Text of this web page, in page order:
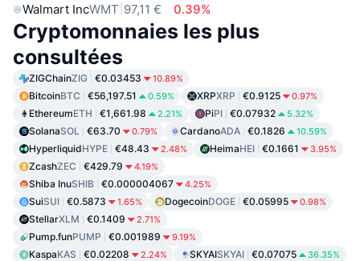
Walmart IncWMT 97,11 € 0.39%
Cryptomonnaies les plus
consultées
ZIGChainZIG €0.03453 10.89%
BitcoinBTC €56,197.51 0.59% XRPXRP €0.9125 0.97%
EthereumETH €1,661.98 2.21% PiPI €0.07932 5.32%
SolanaSOL €63.70 0.79% CardanoADA €0.1826 10.59%
HyperliquidHYPE €48.43 2.48% HeimaHEI €0.1661 3.95%
ZcashZEC €429.79 4.19%
Shiba InuSHIB €0.000004067 4.25%
SuiSUI €0.5873 1.65% DogecoinDOGE €0.05995 0.98%
StellarXLM €0.1409 2.71%
Pump.funPUMP €0.001989 9.19%
KaspaKAS €0.02208 2.24% SKYAISKYAI €0.07075 36.35%